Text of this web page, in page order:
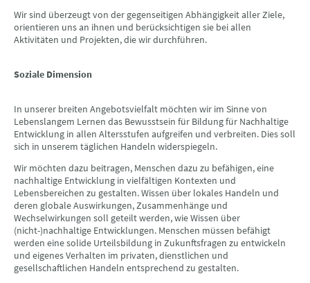
Wir sind überzeugt von der gegenseitigen Abhängigkeit aller Ziele,
orientieren uns an ihnen und berücksichtigen sie bei allen
Aktivitäten und Projekten, die wir durchführen.
Soziale Dimension
In unserer breiten Angebotsvielfalt möchten wir im Sinne von
Lebenslangem Lernen das Bewusstsein für Bildung für Nachhaltige
Entwicklung in allen Altersstufen aufgreifen und verbreiten. Dies soll
sich in unserem täglichen Handeln widerspiegeln.
Wir möchten dazu beitragen, Menschen dazu zu befähigen, eine
nachhaltige Entwicklung in vielfältigen Kontexten und
Lebensbereichen zu gestalten. Wissen über lokales Handeln und
deren globale Auswirkungen, Zusammenhänge und
Wechselwirkungen soll geteilt werden, wie Wissen über
(nicht-)nachhaltige Entwicklungen. Menschen müssen befähigt
werden eine solide Urteilsbildung in Zukunftsfragen zu entwickeln
und eigenes Verhalten im privaten, dienstlichen und
gesellschaftlichen Handeln entsprechend zu gestalten.